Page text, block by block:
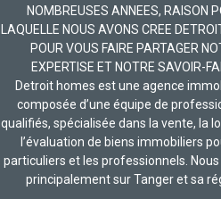
NOMBREUSES ANNEES, RAISON
LAQUELLE NOUS AVONS CREE
POUR VOUS FAIRE PARTAGER
EXPERTISE ET NOTRE SAVOIR-
Detroit homes est une agence
composée d’une équipe de
qualifiés, spécialisée dans la vente, la
l’évaluation de biens immobiliers
particuliers et les professionnels.
principalement sur Tanger et sa